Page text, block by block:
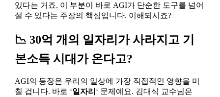
있다는 거죠. 이 부분이 바로 AGI가 단순한 도구를 넘어
설 수 있다는 주장의 핵심입니다. 이해되시죠?
📉 30억 개의 일자리가 사라지고 기
본소득 시대가 온다고?
AGI의 등장은 우리의 일상에 가장 직접적인 영향을 미
칠 겁니다. 바로 ‘일자리 ‘ 문제예요. 김대식 교수님은